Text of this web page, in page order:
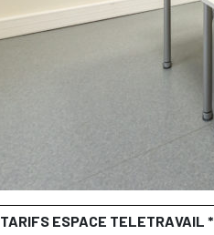
TARIFS ESPACE TELETRAVAIL *